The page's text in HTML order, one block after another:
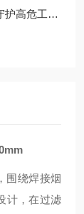
工况安全
围绕焊接烟
计，在过滤